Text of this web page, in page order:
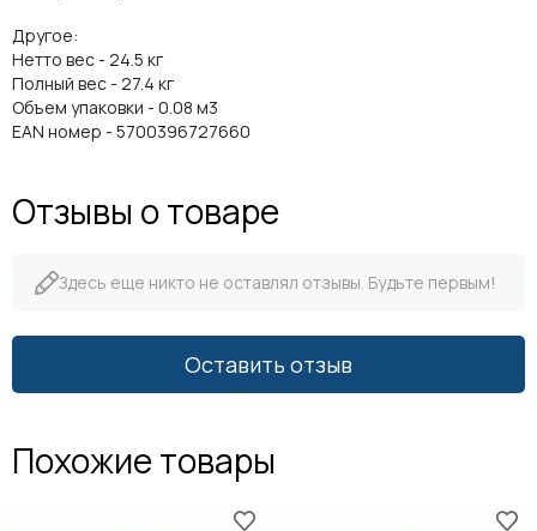
Другое:
Нетто вес - 24.5 кг
Полный вес - 27.4 кг
Объем упаковки - 0.08 м3
EAN номер - 5700396727660
Отзывы о товаре
Здесь еще никто не оставлял отзывы. Будьте первым!
Оставить отзыв
Похожие товары